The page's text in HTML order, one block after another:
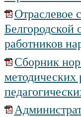
Отраслевое
Белгородской
работников
Сборник
методических